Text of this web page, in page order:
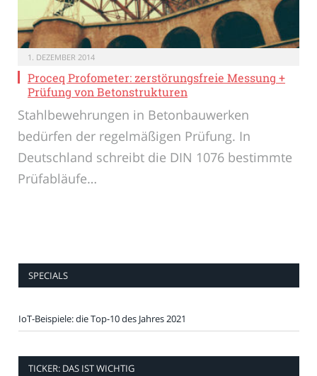
1. DEZEMBER 2014
Proceq Profometer: zerstörungsfreie Messung +
Prüfung von Betonstrukturen
Stahlbewehrungen in Betonbauwerken
bedürfen der regelmäßigen Prüfung. In
Deutschland schreibt die DIN 1076 bestimmte
Prüfabläufe…
SPECIALS
IoT-Beispiele: die Top-10 des Jahres 2021
TICKER: DAS IST WICHTIG